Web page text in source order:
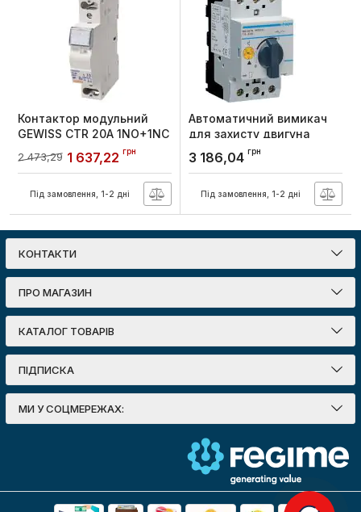
Контактор модульний
GEWISS CTR 20A 1NO+1NC
GWD6707
2 473,29 1 637,22 грн
Під замовлення, 1-2 дні
Автоматичний вимикач
для захисту двигуна
Hager Iуставки=1.6-2.4А 2
5М
3 186,04 грн
Під замовлення, 1-2 дні
КОНТАКТИ
ПРО МАГАЗИН
КАТАЛОГ ТОВАРІВ
ПІДПИСКА
МИ У СОЦМЕРЕЖАХ: